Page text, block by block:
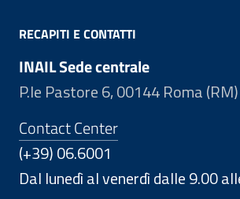
RECAPITI E CONTATTI
INAIL Sede centrale
P.le Pastore 6, 00144 Roma (RM)
Contact Center
(+39) 06.6001
Dal lunedì al venerdì dalle 9.00